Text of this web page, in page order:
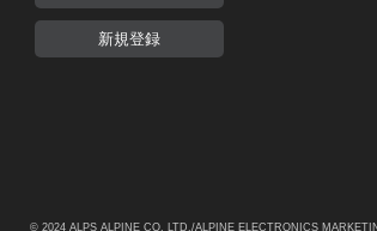
新規登録
© 2024 ALPS ALPINE CO, LTD./ALPINE ELECTRONICS